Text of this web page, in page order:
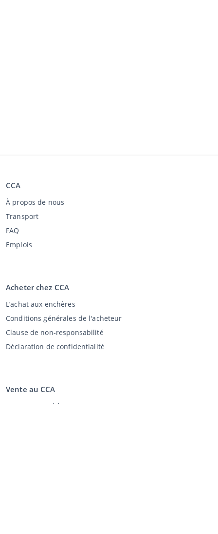
CCA
À propos de nous
Transport
FAQ
Emplois
Acheter chez CCA
L’achat aux enchères
Conditions générales de l'acheteur
Clause de non-responsabilité
Déclaration de confidentialité
Vente au CCA
Vente aux enchères